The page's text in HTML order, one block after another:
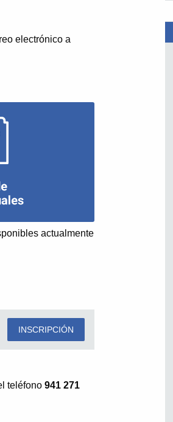
electrónico a
actualmente
INSCRIPCIÓN
teléfono 941 271